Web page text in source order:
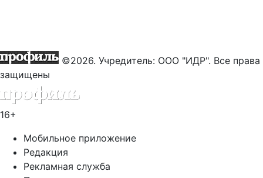
©2026. Учредитель: ООО "ИДР". Все права
защищены
16+
Мобильное приложение
Редакция
Рекламная служба